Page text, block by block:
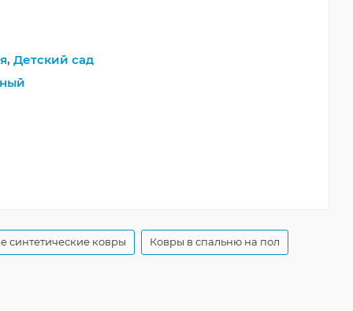
, Детский сад
синтетические ковры Ковры в спальню на пол